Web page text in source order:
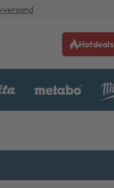
Hotdeals